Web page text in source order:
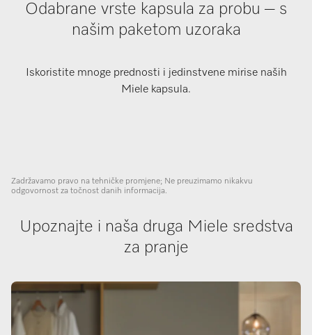
Odabrane vrste kapsula za probu – s
našim paketom uzoraka
Iskoristite mnoge prednosti i jedinstvene mirise naših
Miele kapsula.
Zadržavamo pravo na tehničke promjene; Ne preuzimamo nikakvu
odgovornost za točnost danih informacija.
Upoznajte i naša druga Miele sredstva
za pranje